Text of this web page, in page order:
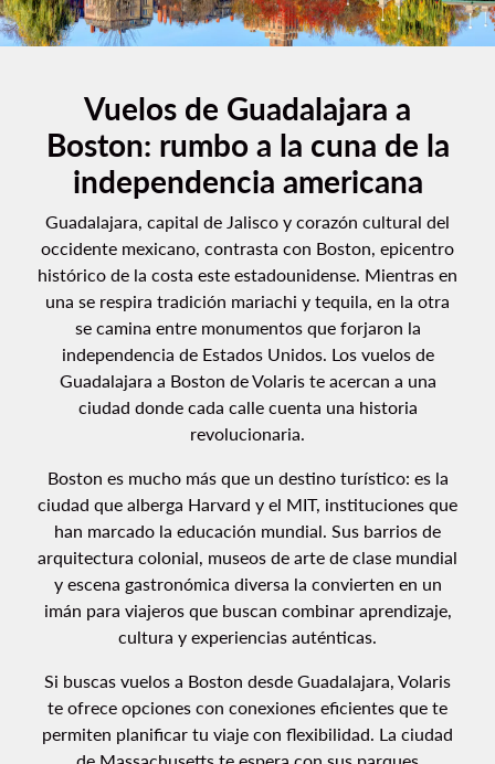
Vuelos de Guadalajara a
Boston: rumbo a la cuna de la
independencia americana
Guadalajara, capital de Jalisco y corazón cultural del
occidente mexicano, contrasta con Boston, epicentro
histórico de la costa este estadounidense. Mientras en
una se respira tradición mariachi y tequila, en la otra
se camina entre monumentos que forjaron la
independencia de Estados Unidos. Los vuelos de
Guadalajara a Boston de Volaris te acercan a una
ciudad donde cada calle cuenta una historia
revolucionaria.
Boston es mucho más que un destino turístico: es la
ciudad que alberga Harvard y el MIT, instituciones que
han marcado la educación mundial. Sus barrios de
arquitectura colonial, museos de arte de clase mundial
y escena gastronómica diversa la convierten en un
imán para viajeros que buscan combinar aprendizaje,
cultura y experiencias auténticas.
Si buscas vuelos a Boston desde Guadalajara, Volaris
te ofrece opciones con conexiones eficientes que te
permiten planificar tu viaje con flexibilidad. La ciudad